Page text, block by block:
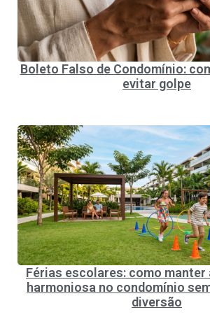
Boleto Falso de Condomínio:
evitar golpe
Férias escolares: como manter
harmoniosa no condomínio
diversão